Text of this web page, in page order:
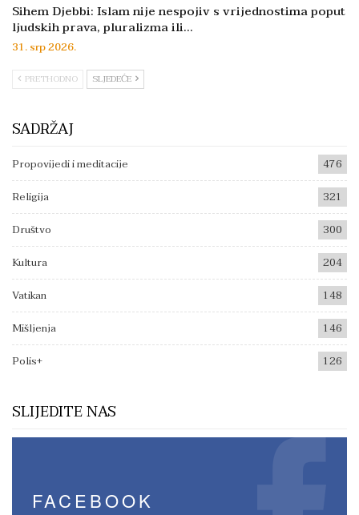
Sihem Djebbi: Islam nije nespojiv s vrijednostima poput
ljudskih prava, pluralizma ili…
31. srp 2026.
PRETHODNO SLJEDEĆE
SADRŽAJ
Propovijedi i meditacije
476
Religija
321
Društvo
300
Kultura
204
Vatikan
148
Mišljenja
146
Polis+
126
SLIJEDITE NAS
FACEBOOK